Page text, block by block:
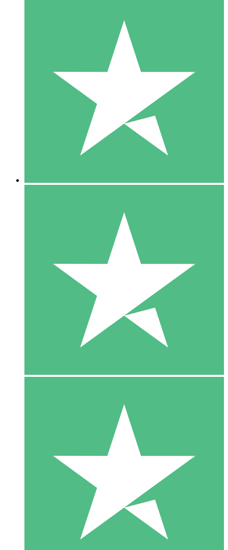
Packs de Crédits Individuels
Payez à l'utilisation avec des crédits de téléchargement. Sans
1 Téléchargement
10 00
10 Téléchargements
20 00